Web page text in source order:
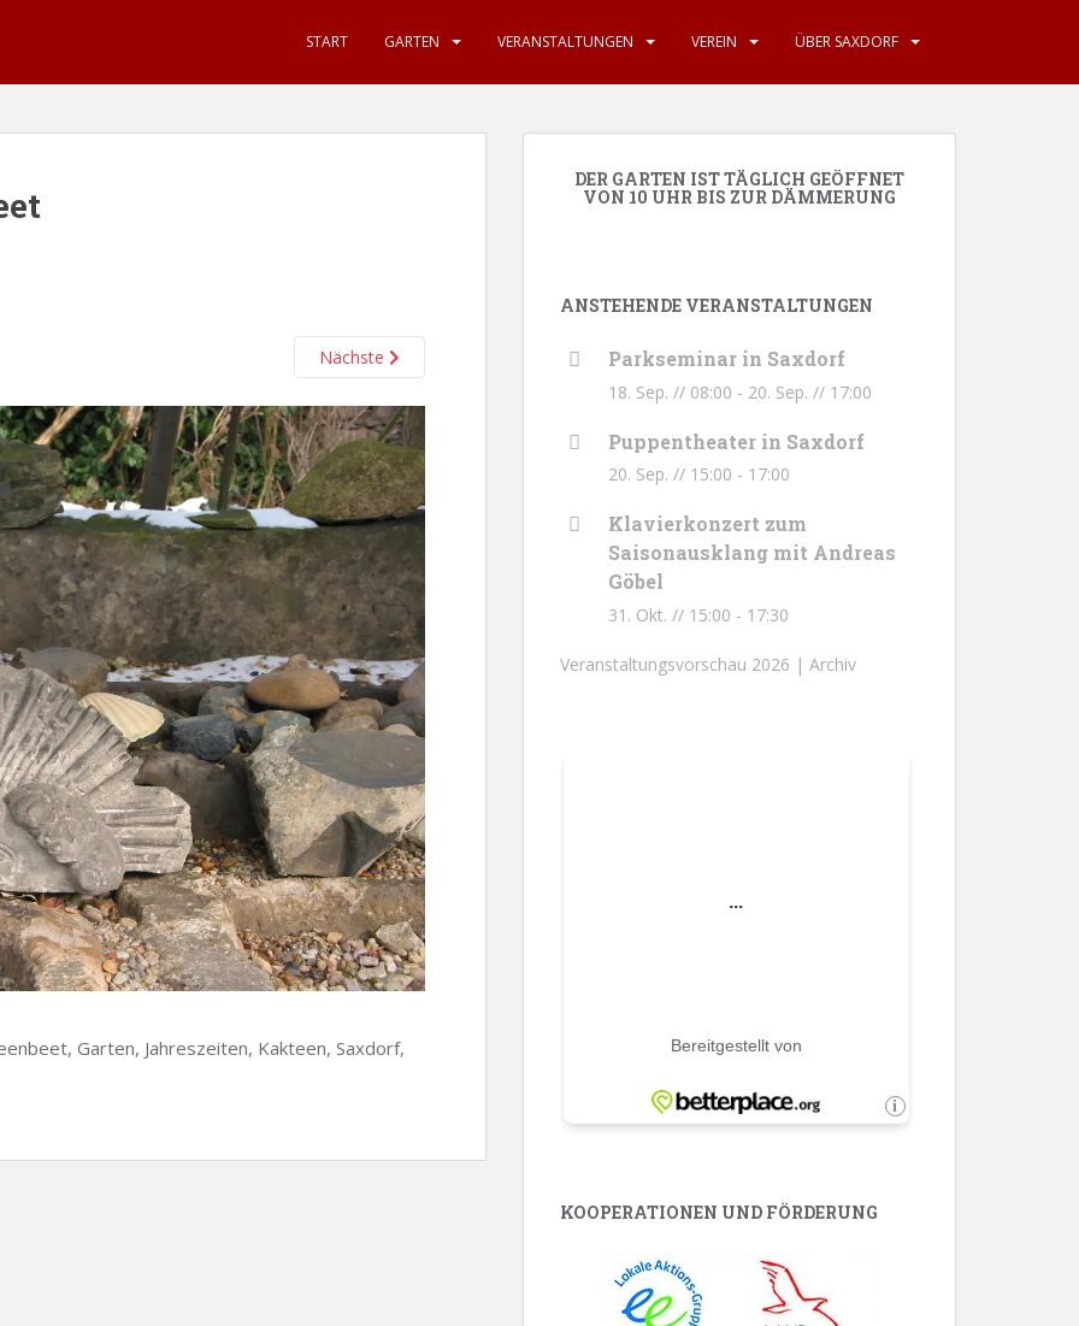
START GARTEN VERANSTALTUNGEN VEREIN ÜBER SAXDORF
Nächste
Garten, Jahreszeiten, Kakteen, Saxdorf,
DER GARTEN IST TÄGLICH GEÖFFNET
VON 10 UHR BIS ZUR DÄMMERUNG
ANSTEHENDE VERANSTALTUNGEN
Parkseminar in Saxdorf
18. Sep. // 08:00 - 20. Sep. // 17:00
Puppentheater in Saxdorf
20. Sep. // 15:00 - 17:00
Klavierkonzert zum
Saisonausklang mit Andreas
Göbel
31. Okt. // 15:00 - 17:30
Veranstaltungsvorschau 2026 | Archiv
KOOPERATIONEN UND FÖRDERUNG